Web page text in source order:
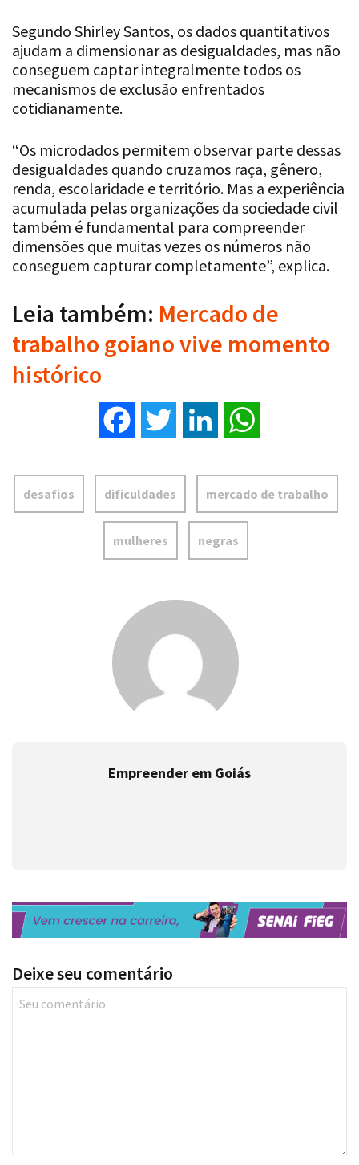
Segundo Shirley Santos, os dados quantitativos
ajudam a dimensionar as desigualdades, mas não
conseguem captar integralmente todos os
mecanismos de exclusão enfrentados
cotidianamente.
“Os microdados permitem observar parte dessas
desigualdades quando cruzamos raça, gênero,
renda, escolaridade e território. Mas a experiência
acumulada pelas organizações da sociedade civil
também é fundamental para compreender
dimensões que muitas vezes os números não
conseguem capturar completamente”, explica.
Leia também: Mercado de
trabalho goiano vive momento
histórico
Facebook Twitter LinkedIn
desafios dificuldades mercado de trabalho
mulheres negras
Empreender em Goiás
Deixe seu comentário